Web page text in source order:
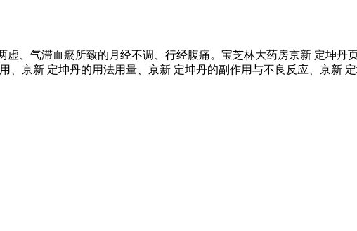
虚、气滞血瘀所致的月经不调、行经腹痛。宝芝林大药房京新 定坤
、京新 定坤丹的用法用量、京新 定坤丹的副作用与不良反应、京新